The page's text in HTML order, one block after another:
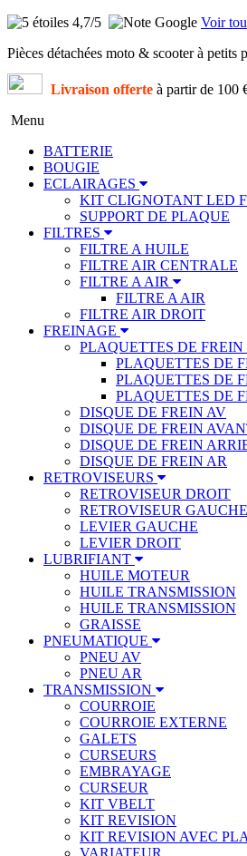
4,7/5
Voir
Pièces détachées moto & scooter à petits
Livraison offerte à partir de 100
Menu
BATTERIE
BOUGIE
ECLAIRAGES
KIT CLIGNOTANT LED
SUPPORT DE PLAQUE
FILTRES
FILTRE A HUILE
FILTRE AIR CENTRALE
FILTRE A AIR
FILTRE A AIR
FILTRE AIR DROIT
FREINAGE
PLAQUETTES DE FREIN
PLAQUETTES DE
PLAQUETTES DE
PLAQUETTES DE
DISQUE DE FREIN AV
DISQUE DE FREIN
DISQUE DE FREIN
DISQUE DE FREIN AR
RETROVISEURS
RETROVISEUR DROIT
RETROVISEUR GAUCHE
LEVIER GAUCHE
LEVIER DROIT
LUBRIFIANT
HUILE MOTEUR
HUILE TRANSMISSION
HUILE TRANSMISSION
GRAISSE
PNEUMATIQUE
PNEU AV
PNEU AR
TRANSMISSION
COURROIE
COURROIE EXTERNE
GALETS
CURSEURS
EMBRAYAGE
CURSEUR
KIT VBELT
KIT REVISION
KIT REVISION AVEC
VARIATEUR